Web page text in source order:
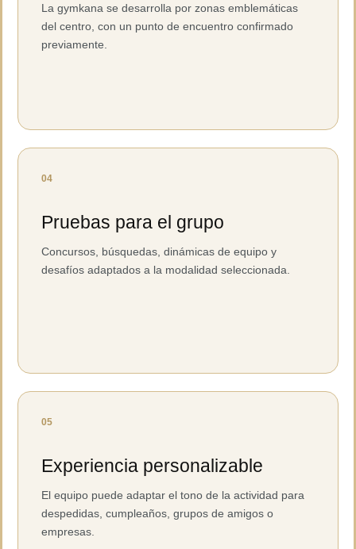
La gymkana se desarrolla por zonas emblemáticas
del centro, con un punto de encuentro confirmado
previamente.
04
Pruebas para el grupo
Concursos, búsquedas, dinámicas de equipo y
desafíos adaptados a la modalidad seleccionada.
05
Experiencia personalizable
El equipo puede adaptar el tono de la actividad para
despedidas, cumpleaños, grupos de amigos o
empresas.